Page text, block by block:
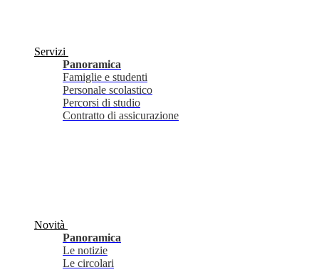
Servizi
Panoramica
Famiglie e studenti
Personale scolastico
Percorsi di studio
Contratto di assicurazione
Novità
Panoramica
Le notizie
Le circolari